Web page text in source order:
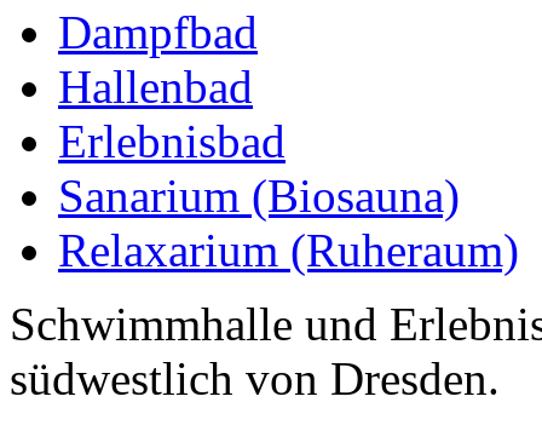
Dampfbad
Hallenbad
Erlebnisbad
Sanarium (Biosauna)
Relaxarium (Ruheraum)
Schwimmhalle und
südwestlich von Dresden.